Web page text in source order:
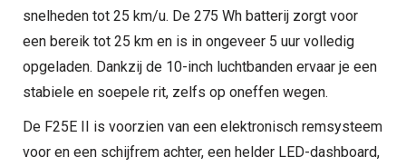
snelheden tot 25 km/u. De 275 Wh batterij zorgt voor
een bereik tot 25 km en is in ongeveer 5 uur volledig
opgeladen. Dankzij de 10-inch luchtbanden ervaar je een
stabiele en soepele rit, zelfs op oneffen wegen.
De F25E II is voorzien van een elektronisch remsysteem
voor en een schijfrem achter, een helder LED-dashboard,